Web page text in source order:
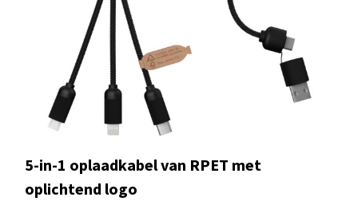
5-in-1 oplaadkabel van RPET met
oplichtend logo